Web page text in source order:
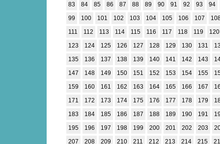
83
84 85 86 87 88 89 90 91 92 93
94
99
100 101 102 103 104 105 106 107
111
112 113 114 115 116 117 118 119
120
123
124 125 126 127 128 129 130 131
135
136 137 138 139 140 141 142 143
147
148 149 150 151 152 153 154 155
159
160 161 162 163 164 165 166 167
171
172 173 174 175 176 177 178 179
183
184 185 186 187 188 189 190 191
195
196 197 198 199 200 201 202 203
207
208 209 210 211 212 213 214 215